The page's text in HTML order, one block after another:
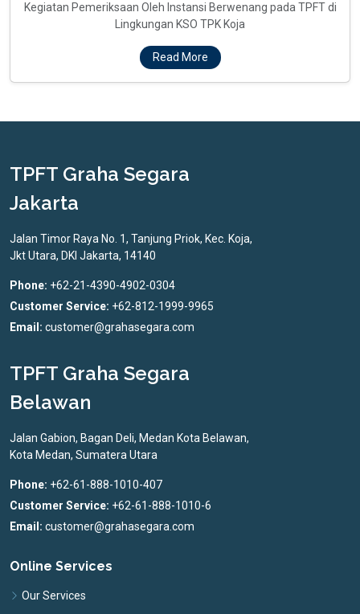
Kegiatan Pemeriksaan Oleh Instansi Berwenang pada TPFT di
Lingkungan KSO TPK Koja
Read More
TPFT Graha Segara
Jakarta
Jalan Timor Raya No. 1, Tanjung Priok, Kec. Koja,
Jkt Utara, DKI Jakarta, 14140
Phone: +62-21-4390-4902-0304
Customer Service: +62-812-1999-9965
Email: customer@grahasegara.com
TPFT Graha Segara
Belawan
Jalan Gabion, Bagan Deli, Medan Kota Belawan,
Kota Medan, Sumatera Utara
Phone: +62-61-888-1010-407
Customer Service: +62-61-888-1010-6
Email: customer@grahasegara.com
Online Services
Our Services